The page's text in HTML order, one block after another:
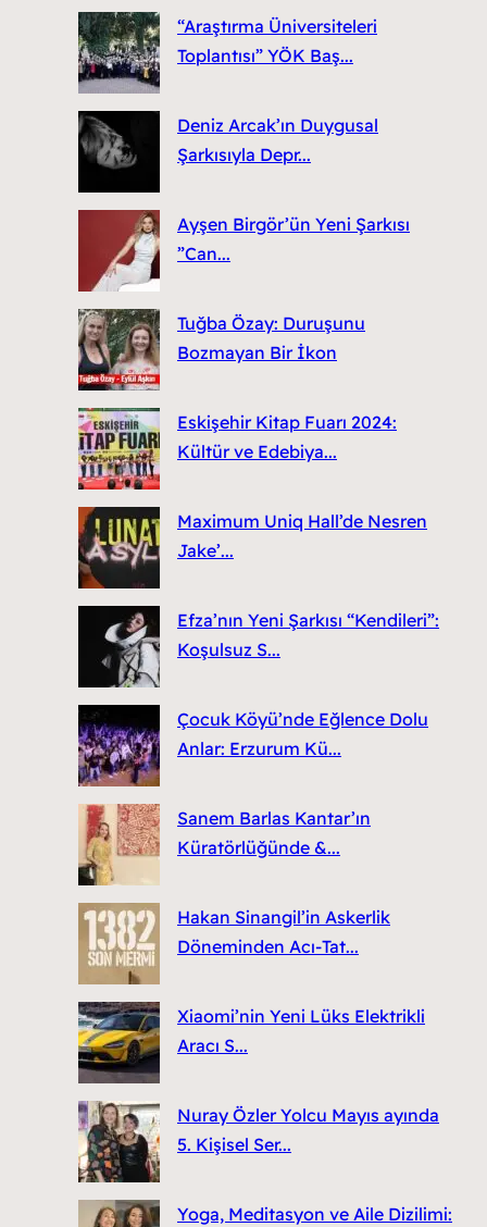
“Araştırma Üniversiteleri
Toplantısı” YÖK Baş...
Deniz Arcak’ın Duygusal
Şarkısıyla Depr...
Ayşen Birgör’ün Yeni Şarkısı
”Can...
Tuğba Özay: Duruşunu
Bozmayan Bir İkon
Eskişehir Kitap Fuarı 2024:
Kültür ve Edebiya...
Maximum Uniq Hall’de Nesren
Jake’...
Efza’nın Yeni Şarkısı “Kendileri”:
Koşulsuz S...
Çocuk Köyü’nde Eğlence Dolu
Anlar: Erzurum Kü...
Sanem Barlas Kantar’ın
Küratörlüğünde &...
Hakan Sinangil’in Askerlik
Döneminden Acı-Tat...
Xiaomi’nin Yeni Lüks Elektrikli
Aracı S...
Nuray Özler Yolcu Mayıs ayında
5. Kişisel Ser...
Yoga, Meditasyon ve Aile Dizilimi: